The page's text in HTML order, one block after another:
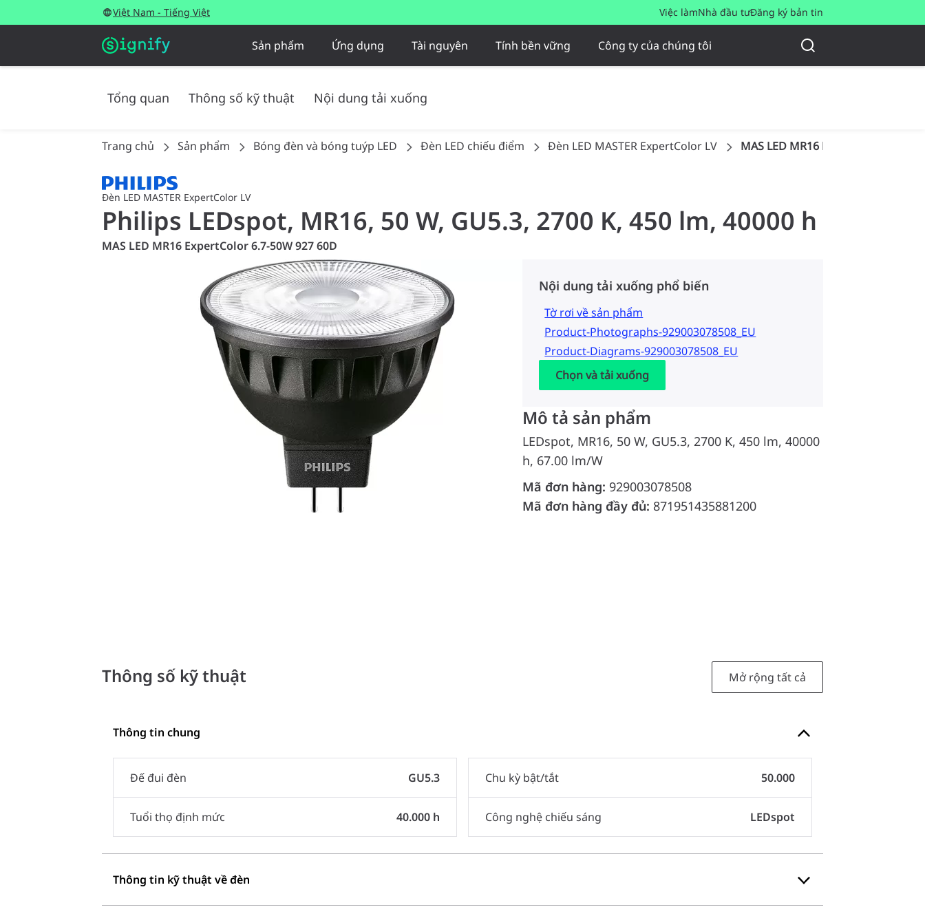
Việt Nam - Tiếng Việt Việc làmNhà đầu tưĐăng ký bản tin
Sản phẩm Ứng dụng Tài nguyên Tính bền vững Công ty của chúng tôi
Tổng quan Thông số kỹ thuật Nội dung tải xuống
Trang chủ Sản phẩm Bóng đèn và bóng tuýp LED Đèn LED chiếu điểm Đèn LED MASTER ExpertColor LV MAS LED MR16 ExpertColor 6.7-
Đèn LED MASTER ExpertColor LV
Philips LEDspot, MR16, 50 W, GU5.3, 2700 K, 450 lm, 40000 h
MAS LED MR16 ExpertColor 6.7-50W 927 60D
Nội dung tải xuống phổ biến
Tờ rơi về sản phẩm
Product-Photographs-929003078508_EU
Product-Diagrams-929003078508_EU
Chọn và tải xuống
Mô tả sản phẩm
LEDspot, MR16, 50 W, GU5.3, 2700 K, 450 lm, 40000
h, 67.00 lm/W
Mã đơn hàng: 929003078508
Mã đơn hàng đầy đủ: 871951435881200
Thông số kỹ thuật Mở rộng tất cả
Thông tin chung
Đế đui đèn GU5.3
Tuổi thọ định mức 40.000 h
Chu kỳ bật/tắt 50.000
Công nghệ chiếu sáng LEDspot
Thông tin kỹ thuật về đèn